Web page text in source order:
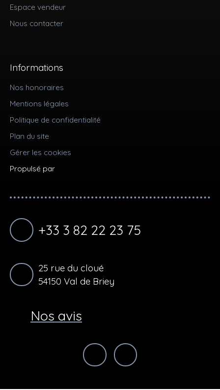
Espace vendeur
Nous contacter
Informations
Nos honoraires
Mentions légales
Politique de confidentialité
Plan du site
Gérer les cookies
Propulsé par
+33 3 82 22 23 75
25 rue du cloué
54150 Val de Briey
Nos avis